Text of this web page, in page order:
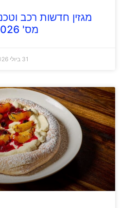
מגזין חדשות רכב
מס' 7/2026
31 ביולי 2026